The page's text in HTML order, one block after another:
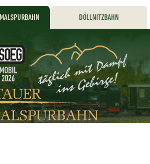
DÖLLNITZBAHN